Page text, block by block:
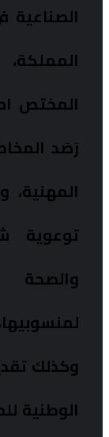
المختص
رَصَد
توعوية
والصحة
وكذلك
الوطنية